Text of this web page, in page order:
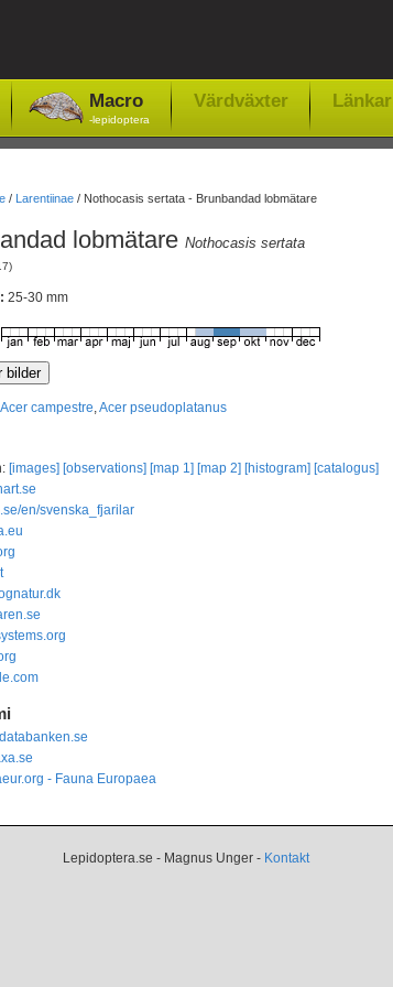
Macro
-lepidoptera
Värdväxter Länkar
/ Larentiinae/ Nothocasis sertata - Brunbandad lobmätare
lobmätare Nothocasis sertata
25-30 mm
Acer campestre,Acer pseudoplatanus
[images] [observations] [map 1] [map 2] [histogram] [catalogus]
en/svenska_fjarilar
- Fauna Europaea
Lepidoptera.se - Magnus Unger - Kontakt